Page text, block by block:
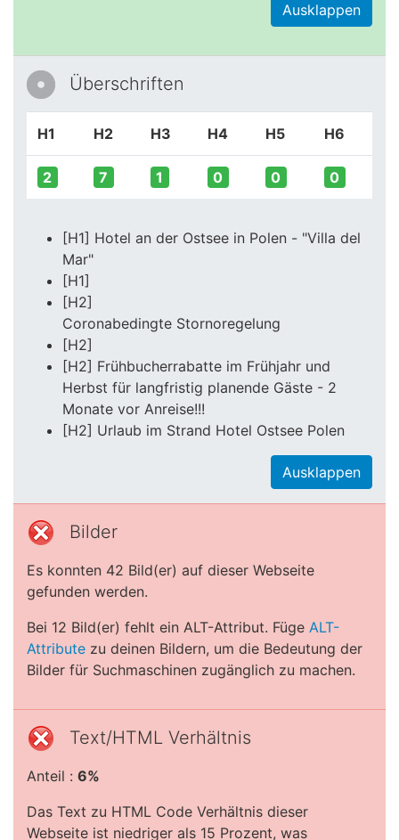
Ausklappen
Überschriften
H1 H2 H3 H4 H5 H6
2 7 1 0 0 0
[H1] Hotel an der Ostsee in Polen - "Villa del
Mar"
[H1]
[H2]
Coronabedingte Stornoregelung
[H2]
[H2] Frühbucherrabatte im Frühjahr und
Herbst für langfristig planende Gäste - 2
Monate vor Anreise!!!
[H2] Urlaub im Strand Hotel Ostsee Polen
Ausklappen
Bilder
Es konnten 42 Bild(er) auf dieser Webseite
gefunden werden.
Bei 12 Bild(er) fehlt ein ALT-Attribut. Füge ALT-
Attribute zu deinen Bildern, um die Bedeutung der
Bilder für Suchmaschinen zugänglich zu machen.
Text/HTML Verhältnis
Anteil : 6%
Das Text zu HTML Code Verhältnis dieser
Webseite ist niedriger als 15 Prozent, was